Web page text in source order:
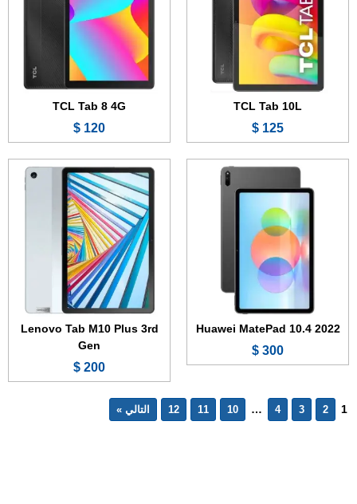
TCL Tab 10L
125 $
TCL Tab 8 4G
120 $
Huawei MatePad 10.4 2022
300 $
الرام:4 جيجابايت
الكاميرا:13 ميجابكسل
المعالج:Kirin 710A
البطارية:7250 مللي أمبير - 22.5 واط
عرض الموصفات ←
Lenovo Tab M10 Plus 3rd
Gen
200 $
الكاميرا:8 ميجابكسل
المعالج:Snapdragon 680 4G أو Helio G80
البطارية:
عرض الموصفات ←
1
2
3
4
…
10
11
12 التالي »